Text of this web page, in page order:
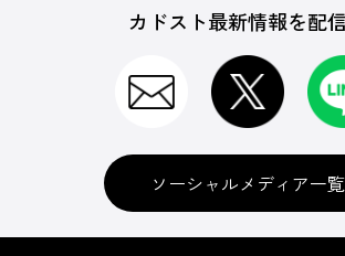
カドスト最新情報を配
ソーシャルメディア一覧